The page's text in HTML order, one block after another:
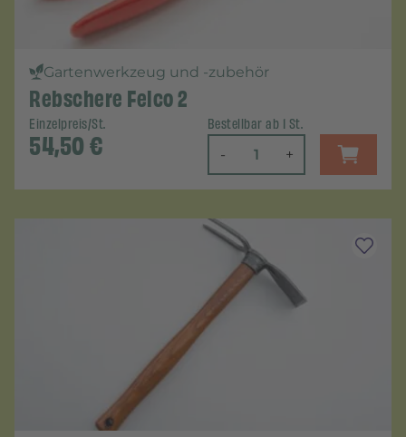
Gartenwerkzeug und -zubehör
Rebschere Felco 2
Einzelpreis/St.
54,50€
Bestellbar ab 1 St.
- +